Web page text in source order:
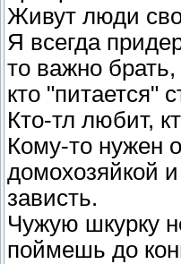
Живут люди
Я всегда
то важно
кто "питается"
Кто-тл любит,
Кому-то нужен
домохозяйкой
зависть.
Чужую шкурку
поймешь до